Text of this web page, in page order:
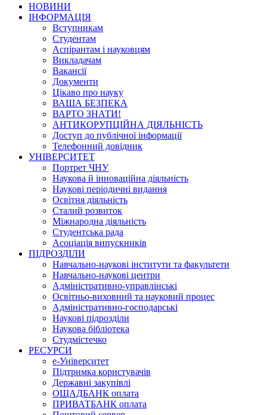
НОВИНИ
ІНФОРМАЦІЯ
Вступникам
Студентам
Аспірантам і науковцям
Викладачам
Вакансії
Документи
Цікаво про науку
ВАША БЕЗПЕКА
ВАРТО ЗНАТИ!
АНТИКОРУПЦІЙНА ДІЯЛЬНІСТЬ
Доступ до публічної інформації
Телефонний довідник
УНІВЕРСИТЕТ
Портрет ЧНУ
Наукова й інноваційна діяльність
Наукові періодичні видання
Освітня діяльність
Сталий розвиток
Міжнародна діяльність
Студентська рада
Асоціація випускників
ПІДРОЗДІЛИ
Навчально-наукові інститути та факультети
Навчально-наукові центри
Адміністративно-управлінські
Освітньо-виховний та науковий процес
Адміністративно-господарські
Наукові підрозділи
Наукова бібліотека
Студмістечко
РЕСУРСИ
е-Університет
Підтримка користувачів
Державні закупівлі
ОЩАДБАНК оплата
ПРИВАТБАНК оплата